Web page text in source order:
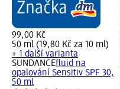
99,00 Kč
50 ml (19,80 Kč za 10 ml)
+ 1 další varianta
SUNDANCEfluid na
opalování Sensitiv SPF 30,
50 ml